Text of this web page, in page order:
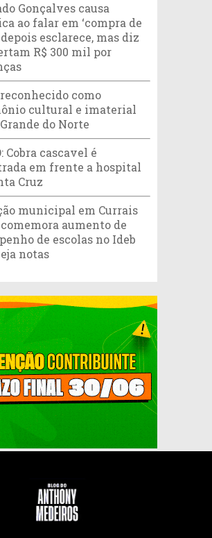
Gonçalves causa
ao falar em ‘compra de
depois esclarece, mas diz
R$ 300 mil por
reconhecido como
cultural e imaterial
do Norte
Cobra cascavel é
em frente a hospital
Cruz
municipal em Currais
aumento de
de escolas no Ideb
notas